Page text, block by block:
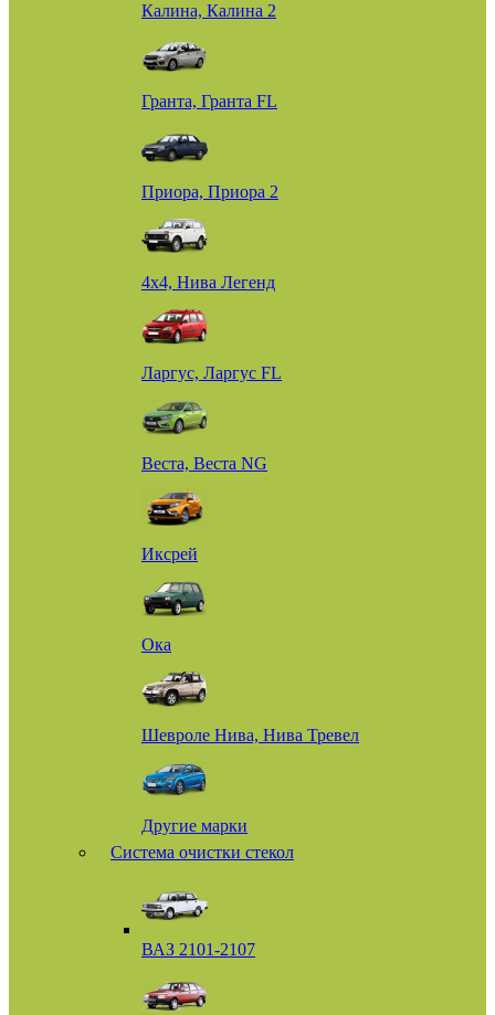
Калина, Калина 2
Гранта, Гранта FL
Приора, Приора 2
4х4, Нива Легенд
Ларгус, Ларгус FL
Веста, Веста NG
Иксрей
Ока
Шевроле Нива, Нива Тревел
Другие марки
Система очистки стекол
ВАЗ 2101-2107